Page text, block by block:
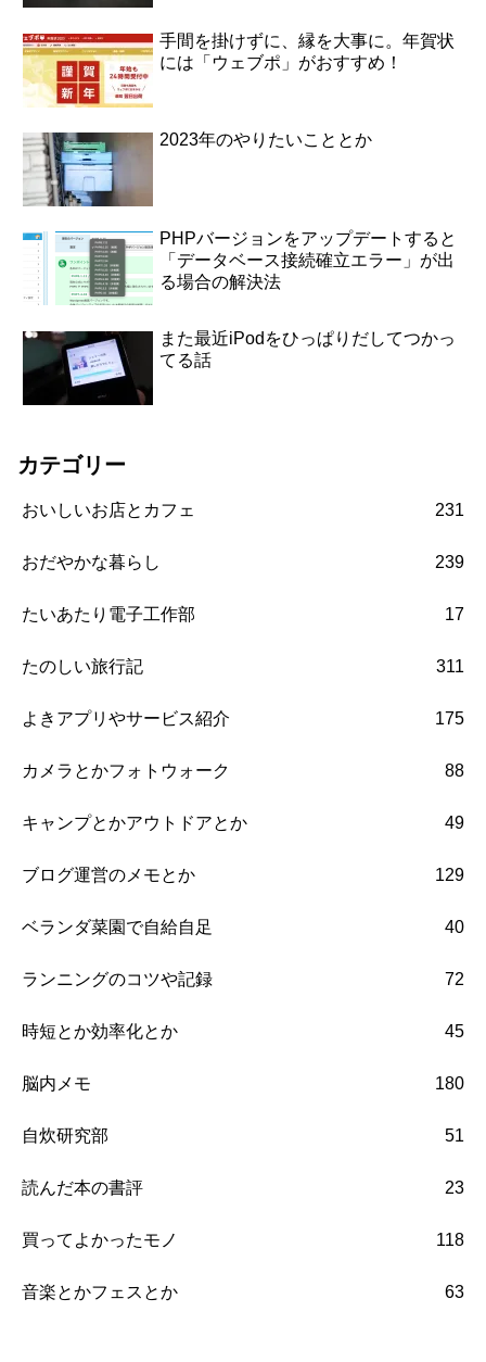
手間を掛けずに、縁を大事に。年賀状
には「ウェブポ」がおすすめ！
2023年のやりたいこととか
PHPバージョンをアップデートすると
「データベース接続確立エラー」が出
る場合の解決法
また最近iPodをひっぱりだしてつかっ
てる話
カテゴリー
おいしいお店とカフェ 231
おだやかな暮らし 239
たいあたり電子工作部 17
たのしい旅行記 311
よきアプリやサービス紹介 175
カメラとかフォトウォーク 88
キャンプとかアウトドアとか 49
ブログ運営のメモとか 129
ベランダ菜園で自給自足 40
ランニングのコツや記録 72
時短とか効率化とか 45
脳内メモ 180
自炊研究部 51
読んだ本の書評 23
買ってよかったモノ 118
音楽とかフェスとか 63